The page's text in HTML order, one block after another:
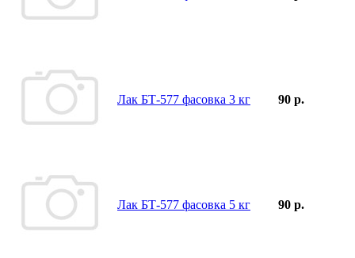
Лак БТ-577 фасовка 3 кг 90 р.
Лак БТ-577 фасовка 5 кг 90 р.